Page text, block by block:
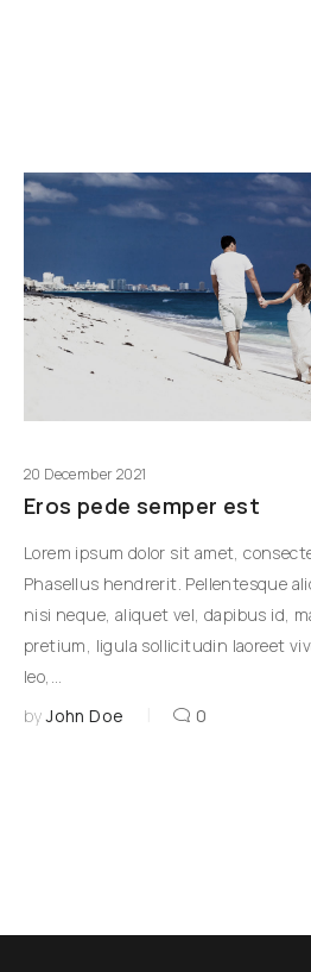
20 December 2021
Eros pede semper est
Lorem ipsum dolor sit amet,
Phasellus hendrerit. Pellentesque
nisi neque, aliquet vel, dapibus id,
pretium, ligula sollicitudin laoreet
leo,…
by John Doe 0